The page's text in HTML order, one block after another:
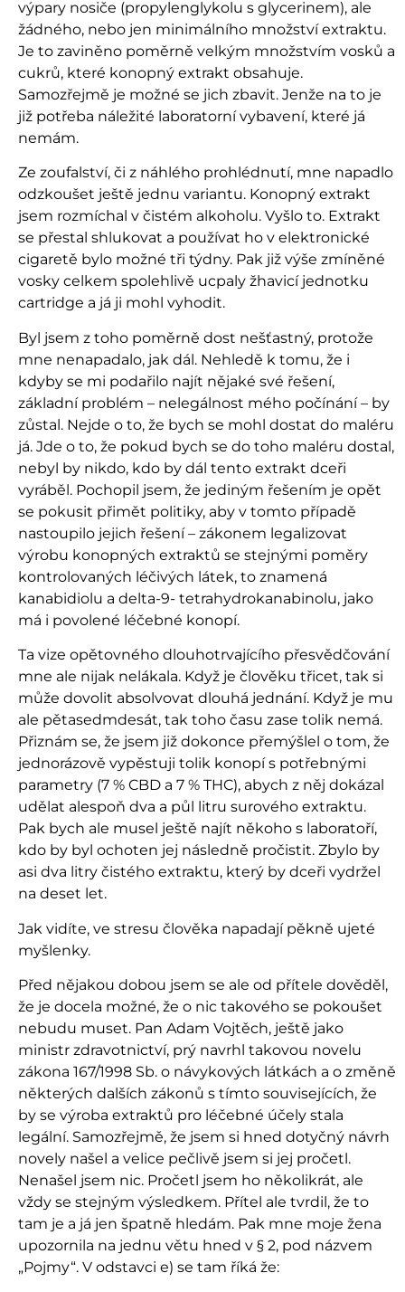
výpary nosiče (propylenglykolu s glycerinem), ale
žádného, nebo jen minimálního množství extraktu.
Je to zaviněno poměrně velkým množstvím vosků a
cukrů, které konopný extrakt obsahuje.
Samozřejmě je možné se jich zbavit. Jenže na to je
již potřeba náležité laboratorní vybavení, které já
nemám.
Ze zoufalství, či z náhlého prohlédnutí, mne napadlo
odzkoušet ještě jednu variantu. Konopný extrakt
jsem rozmíchal v čistém alkoholu. Vyšlo to. Extrakt
se přestal shlukovat a používat ho v elektronické
cigaretě bylo možné tři týdny. Pak již výše zmíněné
vosky celkem spolehlivě ucpaly žhavicí jednotku
cartridge a já ji mohl vyhodit.
Byl jsem z toho poměrně dost nešťastný, protože
mne nenapadalo, jak dál. Nehledě k tomu, že i
kdyby se mi podařilo najít nějaké své řešení,
základní problém – nelegálnost mého počínání – by
zůstal. Nejde o to, že bych se mohl dostat do maléru
já. Jde o to, že pokud bych se do toho maléru dostal,
nebyl by nikdo, kdo by dál tento extrakt dceři
vyráběl. Pochopil jsem, že jediným řešením je opět
se pokusit přimět politiky, aby v tomto případě
nastoupilo jejich řešení – zákonem legalizovat
výrobu konopných extraktů se stejnými poměry
kontrolovaných léčivých látek, to znamená
kanabidiolu a delta-9- tetrahydrokanabinolu, jako
má i povolené léčebné konopí.
Ta vize opětovného dlouhotrvajícího přesvědčování
mne ale nijak nelákala. Když je člověku třicet, tak si
může dovolit absolvovat dlouhá jednání. Když je mu
ale pětasedmdesát, tak toho času zase tolik nemá.
Přiznám se, že jsem již dokonce přemýšlel o tom, že
jednorázově vypěstuji tolik konopí s potřebnými
parametry (7 % CBD a 7 % THC), abych z něj dokázal
udělat alespoň dva a půl litru surového extraktu.
Pak bych ale musel ještě najít někoho s laboratoří,
kdo by byl ochoten jej následně pročistit. Zbylo by
asi dva litry čistého extraktu, který by dceři vydržel
na deset let.
Jak vidíte, ve stresu člověka napadají pěkně ujeté
myšlenky.
Před nějakou dobou jsem se ale od přítele dověděl,
že je docela možné, že o nic takového se pokoušet
nebudu muset. Pan Adam Vojtěch, ještě jako
ministr zdravotnictví, prý navrhl takovou novelu
zákona 167/1998 Sb. o návykových látkách a o změně
některých dalších zákonů s tímto souvisejících, že
by se výroba extraktů pro léčebné účely stala
legální. Samozřejmě, že jsem si hned dotyčný návrh
novely našel a velice pečlivě jsem si jej pročetl.
Nenašel jsem nic. Pročetl jsem ho několikrát, ale
vždy se stejným výsledkem. Přítel ale tvrdil, že to
tam je a já jen špatně hledám. Pak mne moje žena
upozornila na jednu větu hned v § 2, pod názvem
„Pojmy“. V odstavci e) se tam říká že: